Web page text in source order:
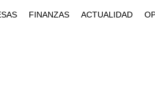
FINANZAS ACTUALIDAD